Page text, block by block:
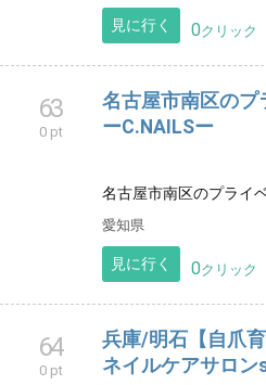
見に行く 0クリック
63
0 pt
名古屋市南区のプ
ーC.NAILSー
名古屋市南区のプライ
愛知県
見に行く 0クリック
64
0 pt
兵庫/明石【自爪
ネイルケアサロン